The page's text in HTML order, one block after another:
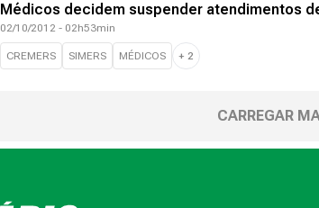
Médicos decidem suspender atendimentos
02/10/2012 - 02h53min
CREMERS SIMERS MÉDICOS + 2
CARREGAR